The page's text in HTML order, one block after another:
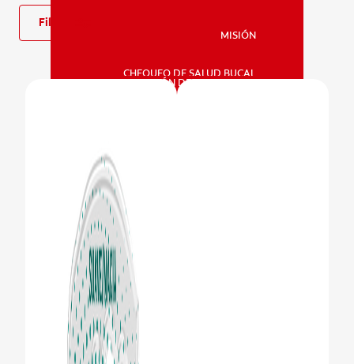
MISIÓN
MISIÓN
CHEQUEO DE SALUD BUCAL
SELECCIÓN DE PRODUCTOS
Filtro